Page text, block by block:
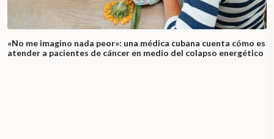
«No me imagino nada peor»: una médica cubana cuenta cómo es
atender a pacientes de cáncer en medio del colapso energético